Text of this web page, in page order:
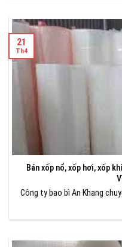
Bán xốp nổ, xốp hơi, xốp
Công ty bao bì An Khang
21
Th4